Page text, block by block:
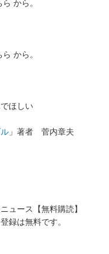
から。
から。
ほしい
」著者 菅内章夫
ュース【無料購読】
録は無料です。